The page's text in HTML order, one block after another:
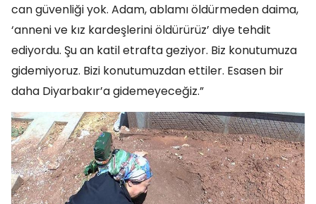
can güvenliği yok. Adam, ablamı öldürmeden daima,
‘anneni ve kız kardeşlerini öldürürüz’ diye tehdit
ediyordu. Şu an katil etrafta geziyor. Biz konutumuza
gidemiyoruz. Bizi konutumuzdan ettiler. Esasen bir
daha Diyarbakır’a gidemeyeceğiz.”